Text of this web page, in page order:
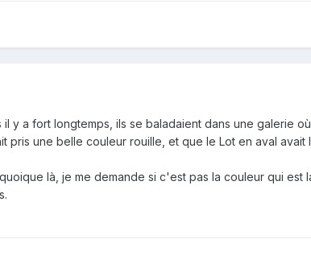
y a fort longtemps, ils se baladaient dans une galerie
pris une belle couleur rouille, et que le Lot en aval
là, je me demande si c'est pas la couleur qui est